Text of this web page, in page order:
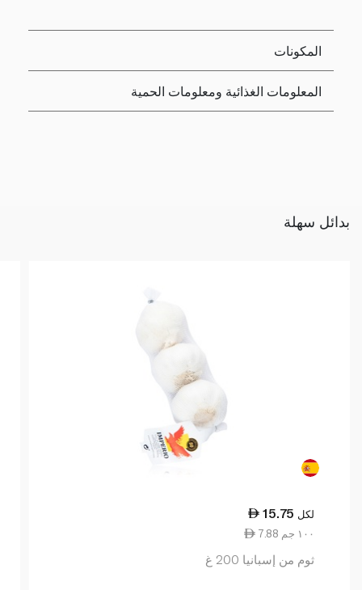
المكونات
المعلومات الغذائية ومعلومات الحمية
بدائل سهلة
15.75 لكل
7.88 ١٠٠ جم
ثوم من إسبانيا 200 غ